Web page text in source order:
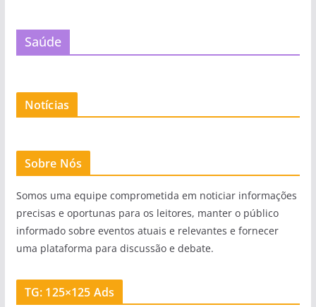
Saúde
Notícias
Sobre Nós
Somos uma equipe comprometida em noticiar informações
precisas e oportunas para os leitores, manter o público
informado sobre eventos atuais e relevantes e fornecer
uma plataforma para discussão e debate.
TG: 125×125 Ads